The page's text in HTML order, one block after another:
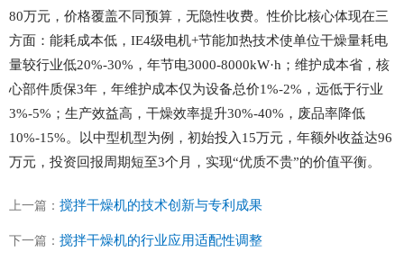
80万元，价格覆盖不同预算，无隐性收费。性价比核心体现在三
方面：能耗成本低，IE4级电机+节能加热技术使单位干燥量耗电
量较行业低20%-30%，年节电3000-8000kW·h；维护成本省，核
心部件质保3年，年维护成本仅为设备总价1%-2%，远低于行业
3%-5%；生产效益高，干燥效率提升30%-40%，废品率降低
10%-15%。以中型机型为例，初始投入15万元，年额外收益达96
万元，投资回报周期短至3个月，实现“优质不贵”的价值平衡。
上一篇： 搅拌干燥机的技术创新与专利成果
下一篇： 搅拌干燥机的行业应用适配性调整